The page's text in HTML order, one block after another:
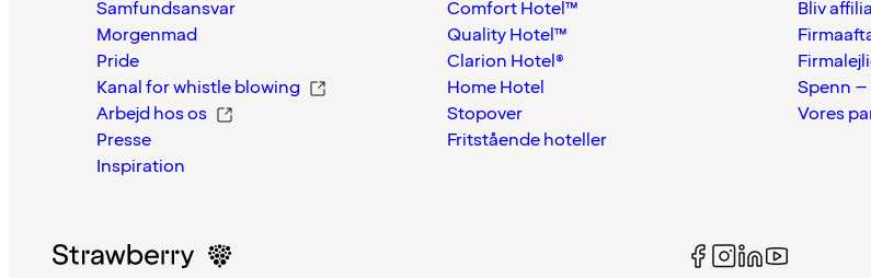
Samfundsansvar
Morgenmad
Pride
Kanal for whistle blowing
Arbejd hos os
Presse
Inspiration
Comfort Hotel™
Quality Hotel™
Clarion Hotel®
Home Hotel
Stopover
Fritstående hoteller
Bliv
Spenn
Vores